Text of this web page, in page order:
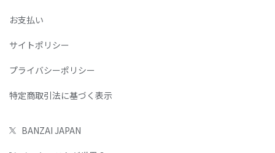
お支払い
サイトポリシー
プライバシーポリシー
特定商取引法に基づく表示
BANZAI JAPAN